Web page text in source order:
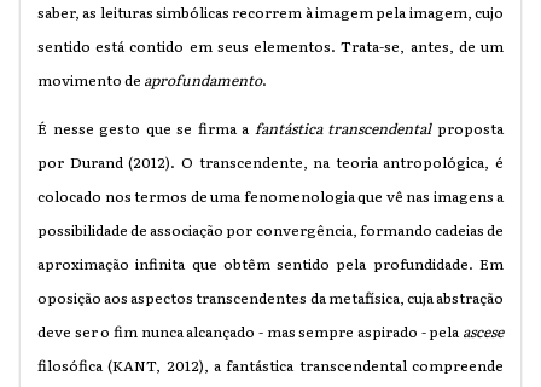
saber, as leituras simbólicas recorrem à imagem pela imagem, cujo
sentido está contido em seus elementos. Trata-se, antes, de um
movimento de aprofundamento.
É nesse gesto que se firma a fantástica transcendental proposta
por Durand (2012). O transcendente, na teoria antropológica, é
colocado nos termos de uma fenomenologia que vê nas imagens a
possibilidade de associação por convergência, formando cadeias de
aproximação infinita que obtêm sentido pela profundidade. Em
oposição aos aspectos transcendentes da metafísica, cuja abstração
deve ser o fim nunca alcançado - mas sempre aspirado - pela ascese
filosófica (KANT, 2012), a fantástica transcendental compreende